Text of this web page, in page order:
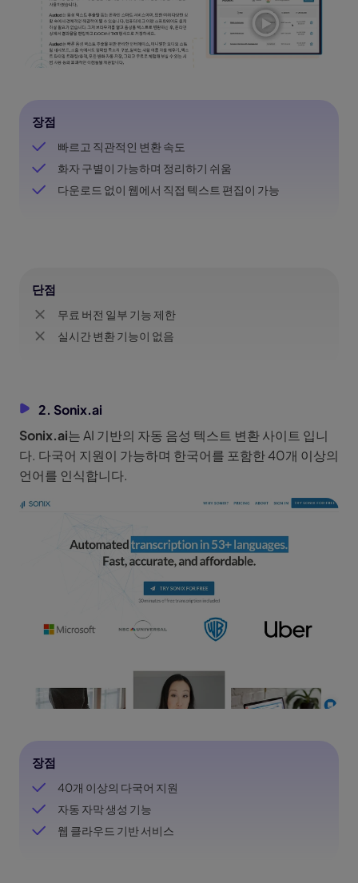
장점
빠르고 직관적인 변환 속도
화자 구별이 가능하며 정리하기 쉬움
다운로드 없이 웹에서 직접 텍스트 편집이 가능
단점
무료 버전 일부 기능 제한
실시간 변환 기능이 없음
2. Sonix.ai
Sonix.ai는 AI 기반의 자동 음성 텍스트 변환 사이트 입니
다. 다국어 지원이 가능하며 한국어를 포함한 40개 이상의
언어를 인식합니다.
장점
40개 이상의 다국어 지원
자동 자막 생성 기능
웹 클라우드 기반 서비스